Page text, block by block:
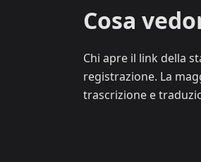
Cosa
Chi apre il link della
registrazione. La
trascrizione e